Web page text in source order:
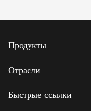
Продукты
Отрасли
Быстрые ссылки